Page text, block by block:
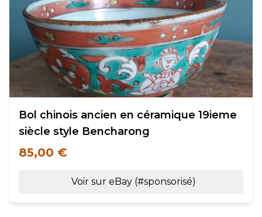
Bol chinois ancien en céramique 19ieme
siècle style Bencharong
85,00 €
Voir sur eBay (#sponsorisé)